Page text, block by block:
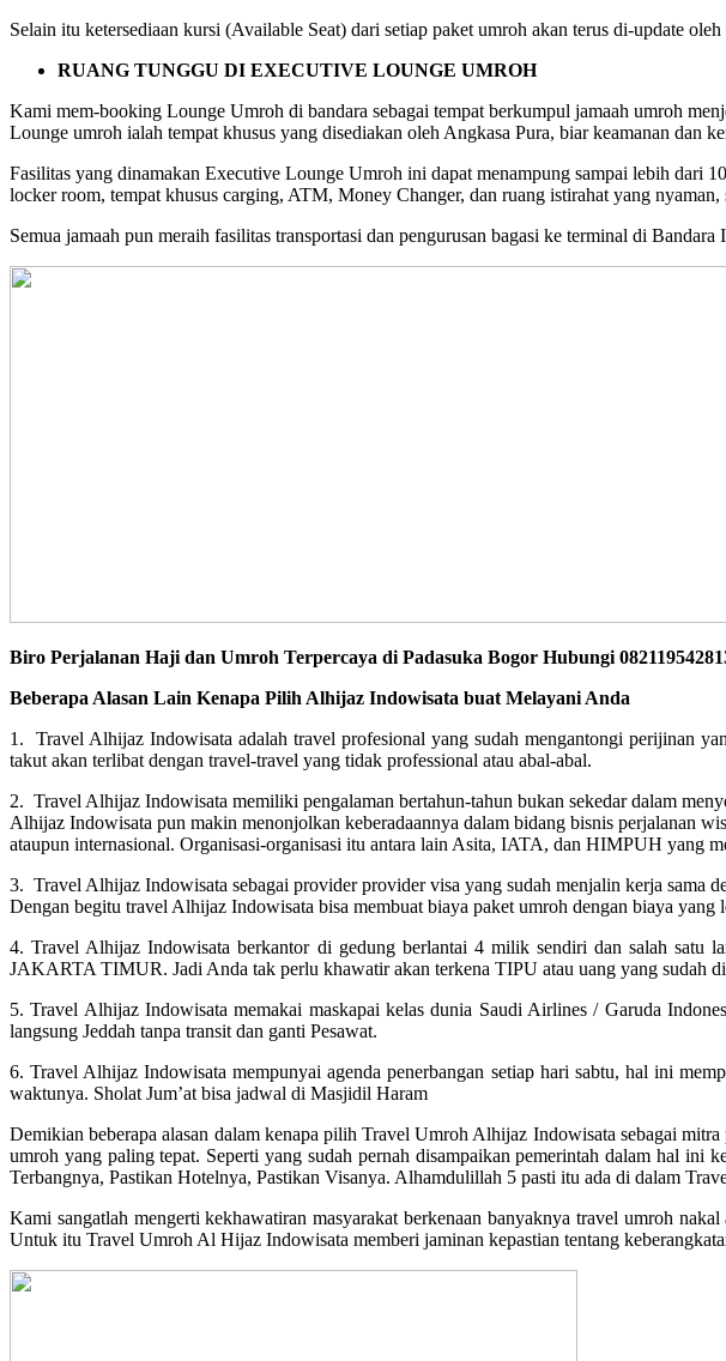
Selain itu ketersediaan kursi (Available Seat) dari setiap paket umroh akan terus di-update
RUANG TUNGGU DI EXECUTIVE LOUNGE UMROH
Kami mem-booking Lounge Umroh di bandara sebagai tempat berkumpul jamaah umroh
Lounge umroh ialah tempat khusus yang disediakan oleh Angkasa Pura, biar keamanan dan
Fasilitas yang dinamakan Executive Lounge Umroh ini dapat menampung sampai lebih dari
locker room, tempat khusus carging, ATM, Money Changer, dan ruang istirahat yang nyaman,
Semua jamaah pun meraih fasilitas transportasi dan pengurusan bagasi ke terminal di
Biro Perjalanan Haji dan Umroh Terpercaya di Padasuka Bogor Hubungi
Beberapa Alasan Lain Kenapa Pilih Alhijaz Indowisata buat Melayani Anda
1. Travel Alhijaz Indowisata adalah travel profesional yang sudah mengantongi perijinan
takut akan terlibat dengan travel-travel yang tidak professional atau abal-abal.
2. Travel Alhijaz Indowisata memiliki pengalaman bertahun-tahun bukan sekedar dalam
Alhijaz Indowisata pun makin menonjolkan keberadaannya dalam bidang bisnis perjalanan
ataupun internasional. Organisasi-organisasi itu antara lain Asita, IATA, dan HIMPUH yang
3. Travel Alhijaz Indowisata sebagai provider provider visa yang sudah menjalin kerja sama
Dengan begitu travel Alhijaz Indowisata bisa membuat biaya paket umroh dengan biaya
4. Travel Alhijaz Indowisata berkantor di gedung berlantai 4 milik sendiri dan salah
JAKARTA TIMUR. Jadi Anda tak perlu khawatir akan terkena TIPU atau uang yang sudah
5. Travel Alhijaz Indowisata memakai maskapai kelas dunia Saudi Airlines / Garuda
langsung Jeddah tanpa transit dan ganti Pesawat.
6. Travel Alhijaz Indowisata mempunyai agenda penerbangan setiap hari sabtu, hal ini
waktunya. Sholat Jum’at bisa jadwal di Masjidil Haram
Demikian beberapa alasan dalam kenapa pilih Travel Umroh Alhijaz Indowisata sebagai
umroh yang paling tepat. Seperti yang sudah pernah disampaikan pemerintah dalam hal
Terbangnya, Pastikan Hotelnya, Pastikan Visanya. Alhamdulillah 5 pasti itu ada di dalam
Kami sangatlah mengerti kekhawatiran masyarakat berkenaan banyaknya travel umroh
Untuk itu Travel Umroh Al Hijaz Indowisata memberi jaminan kepastian tentang